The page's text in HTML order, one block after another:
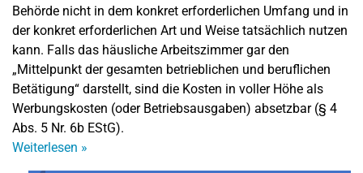
Behörde nicht in dem konkret erforderlichen Umfang und in
der konkret erforderlichen Art und Weise tatsächlich nutzen
kann. Falls das häusliche Arbeitszimmer gar den
„Mittelpunkt der gesamten betrieblichen und beruflichen
Betätigung“ darstellt, sind die Kosten in voller Höhe als
Werbungskosten (oder Betriebsausgaben) absetzbar (§ 4
Abs. 5 Nr. 6b EStG).
Weiterlesen »